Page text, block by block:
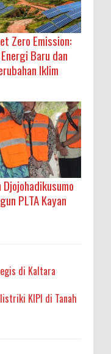
Zero Emission:
Baru dan
Iklim
PLTA Kayan
di Kaltara
KIPI di Tanah